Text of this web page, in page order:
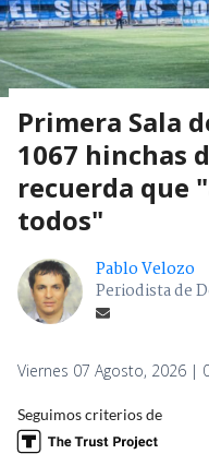
Primera Sala
1067 hinchas
recuerda que
todos"
Pablo Velozo
Periodista de
Viernes 07 Agosto, 2026 |
Seguimos criterios de